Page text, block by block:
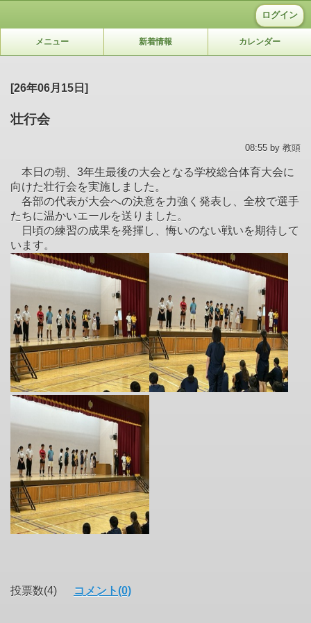
ログイン
メニュー 新着情報 カレンダー
[26年06月15日]
壮行会
08:55 by 教頭
本日の朝、3年生最後の大会となる学校総合体育大会に
向けた壮行会を実施しました。
各部の代表が大会への決意を力強く発表し、全校で選手
たちに温かいエールを送りました。
日頃の練習の成果を発揮し、悔いのない戦いを期待して
います。
投票数(4) コメント(0)